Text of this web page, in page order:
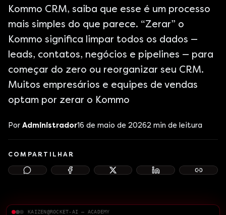
Kommo CRM, saiba que esse é um processo
mais simples do que parece. “Zerar” o
Kommo significa limpar todos os dados —
leads, contatos, negócios e pipelines — para
começar do zero ou reorganizar seu CRM.
Muitos empresários e equipes de vendas
optam por zerar o Kommo
Por Administrador16 de maio de 20262 min de leitura
COMPARTILHAR
KAIZEN@ROCKET-AI — ACADEMY